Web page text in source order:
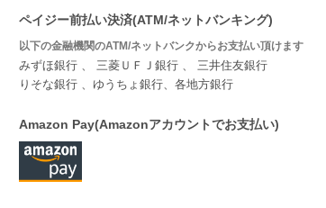
ペイジー前払い決済(ATM/ネットバンキング)
以下の金融機関のATM/ネットバンクからお支払い頂けます
みずほ銀行 、 三菱ＵＦＪ銀行 、 三井住友銀行
りそな銀行 、ゆうちょ銀行、各地方銀行
Amazon Pay(Amazonアカウントでお支払い)